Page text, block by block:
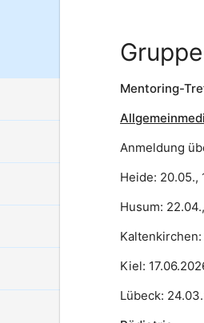
Mentoring-
Anmeldung
Heide: 20.05.,
Husum:
Kaltenkirchen:
Kiel:
Lübeck: